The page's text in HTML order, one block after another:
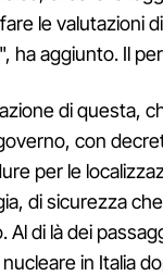
le valutazioni
ha aggiunto. Il
di questa,
con
per le
di sicurezza
Al di là dei
in Italia